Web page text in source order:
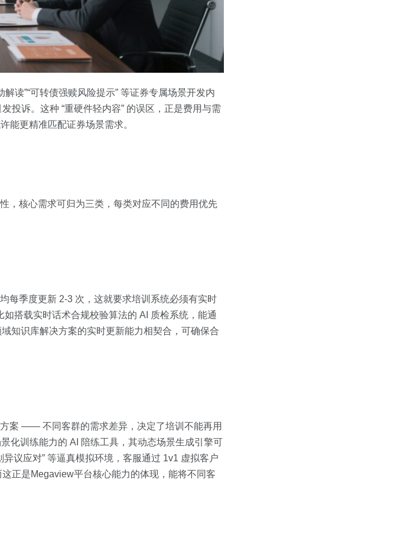
读”“可转债强赎风险提示” 等证券专属场景开发内
投诉。这种 “重硬件轻内容” 的误区，正是费用与需
能更精准匹配证券场景需求。
，核心需求可归为三类，每类对应不同的费用优先
每季度更新 2-3 次，这就要求培训系统必须有实时
搭载实时话术合规校验算法的 AI 质检系统，能通
知识库解决方案的实时更新能力相契合，可确保合
案 —— 不同客群的需求差异，决定了培训不能再用
化训练能力的 AI 陪练工具，其动态场景生成引擎可
议应对” 等逼真模拟环境，客服通过 1v1 虚拟客户
正是Megaview平台核心能力的体现，能将不同客